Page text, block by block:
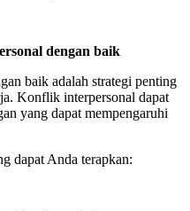
dengan baik
baik adalah strategi penting
Konflik interpersonal dapat
yang dapat mempengaruhi
dapat Anda terapkan: